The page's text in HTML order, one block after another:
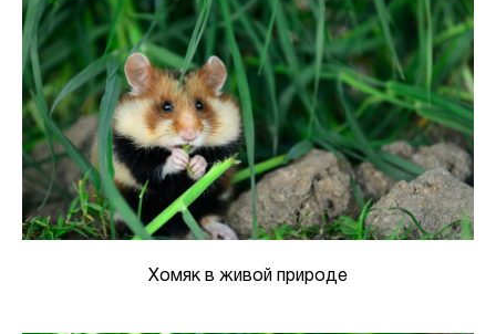
Хомяк в живой природе